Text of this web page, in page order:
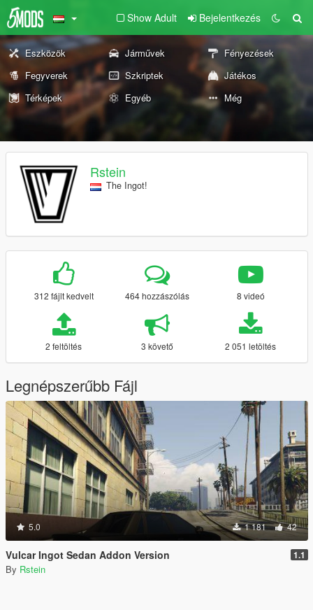
Show Adult Bejelentkezés
Eszközök Járművek
Fényezések
Fegyverek
Szkriptek
Játékos
Térképek
Egyéb Még
Rstein
The Ingot!
312 fájlt kedvelt 464 hozzászólás 8 videó
2 feltöltés 3 követő 2 051 letöltés
Legnépszerűbb Fájl
5.0 1 181 42
Vulcar Ingot Sedan Addon Version 1.1
By Rstein